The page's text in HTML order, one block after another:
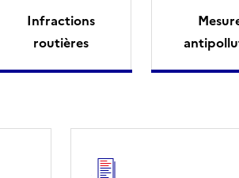
Infractions
routières